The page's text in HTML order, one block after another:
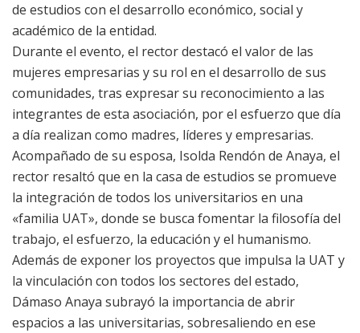
de estudios con el desarrollo económico, social y
académico de la entidad.
Durante el evento, el rector destacó el valor de las
mujeres empresarias y su rol en el desarrollo de sus
comunidades, tras expresar su reconocimiento a las
integrantes de esta asociación, por el esfuerzo que día
a día realizan como madres, líderes y empresarias.
Acompañado de su esposa, Isolda Rendón de Anaya, el
rector resaltó que en la casa de estudios se promueve
la integración de todos los universitarios en una
«familia UAT», donde se busca fomentar la filosofía del
trabajo, el esfuerzo, la educación y el humanismo.
Además de exponer los proyectos que impulsa la UAT y
la vinculación con todos los sectores del estado,
Dámaso Anaya subrayó la importancia de abrir
espacios a las universitarias, sobresaliendo en ese